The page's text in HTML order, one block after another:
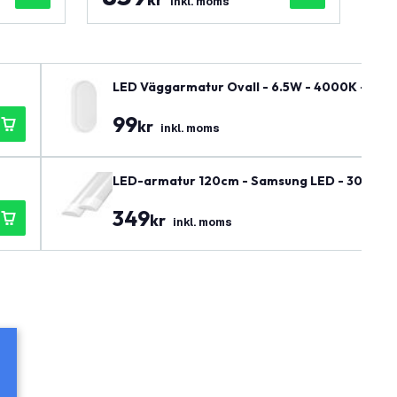
LED Väggarmatur Ovall - 6.5W - 4000K -
99kr inkl. moms
LED-armatur 120cm - Samsung LED - 30W
349kr inkl. moms